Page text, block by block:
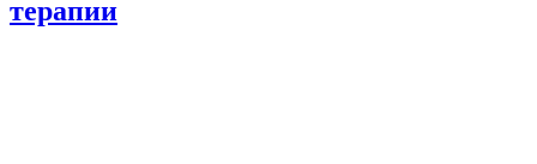
терапии